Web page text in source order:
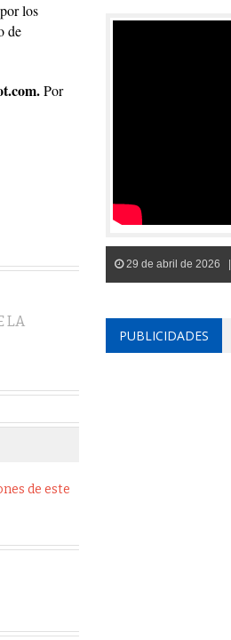
los
de
. Por
LA
de este
29 de abril de 2026 |
PUBLICIDADES